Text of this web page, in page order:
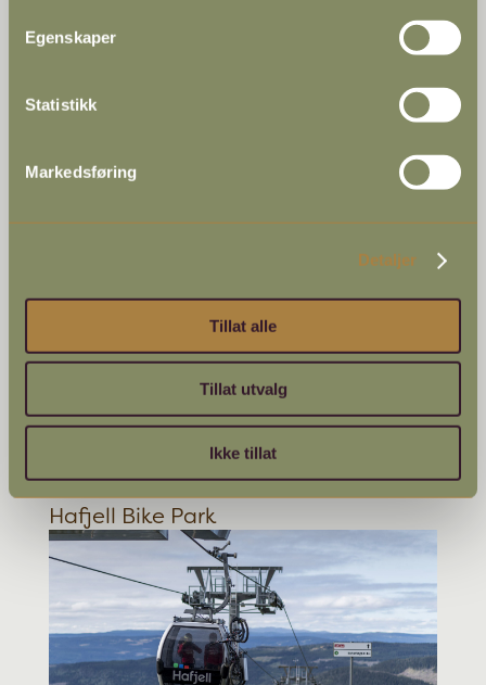
Egenskaper
Statistikk
Markedsføring
Detaljer
Tillat alle
Tillat utvalg
Ikke tillat
Skibladner
Hafjell Bike Park